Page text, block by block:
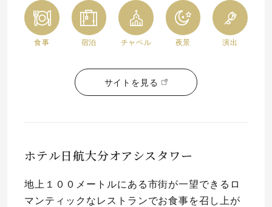
食事 宿泊 チャペル 夜景 演出
サイトを見る
ホテル日航大分オアシスタワー
地上１００メートルにある市街が一望できるロ
マンティックなレストランでお食事を召し上が